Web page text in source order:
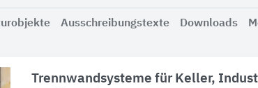
Ausschreibungstexte Downloads
Trennwandsysteme für Keller,